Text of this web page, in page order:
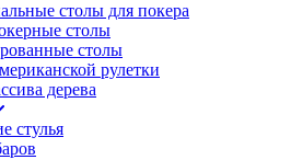
столы для покера
столы
столы
рулетки
дерева
стулья